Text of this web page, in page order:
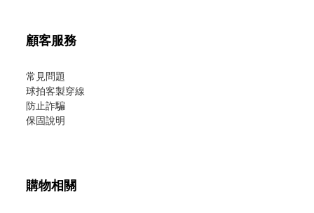
顧客服務
常見問題
球拍客製穿線
防止詐騙
保固說明
購物相關